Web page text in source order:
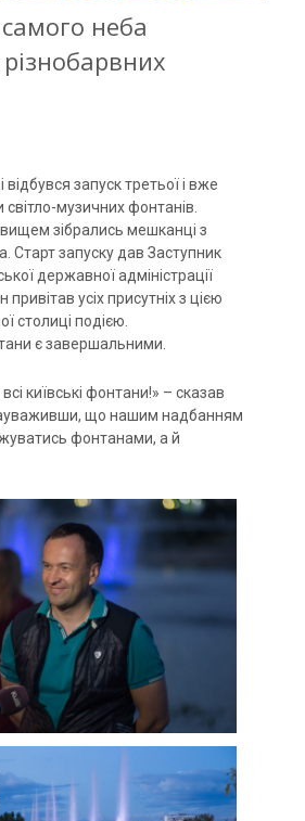
неба
відбувся запуск третьої і вже
музичних фонтанів.
зібрались мешканці з
Старт запуску дав Заступник
державної адміністрації
привітав усіх присутніх з цією
столиці подією.
є завершальними.
київські фонтани!» – сказав
що нашим надбанням
фонтанами, а й